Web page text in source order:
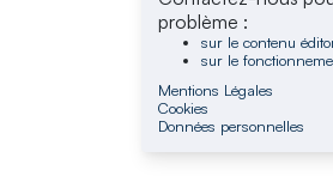
problème :
sur le contenu
sur le
Mentions Légales
Cookies
Données personnelles